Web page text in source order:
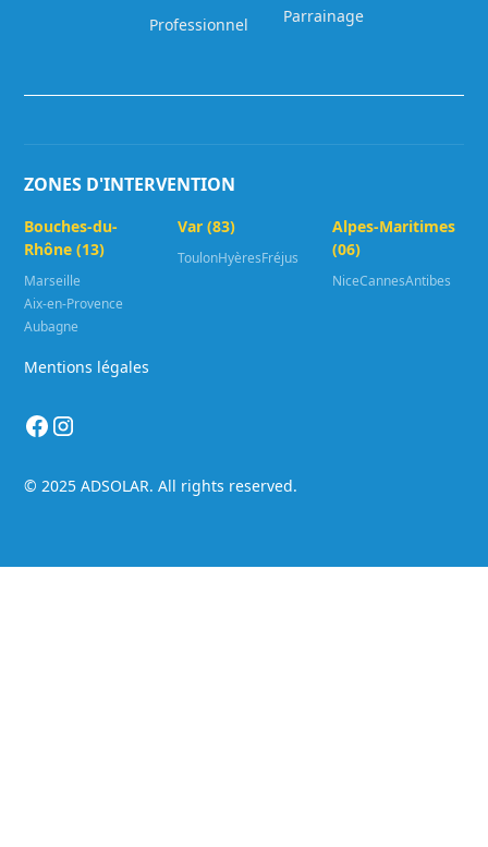
Professionnel
Parrainage
ZONES D'INTERVENTION
Bouches-du-
Rhône (13)
Marseille
Aix-en-Provence
Aubagne
Var (83)
ToulonHyèresFréjus
Alpes-Maritimes
(06)
NiceCannesAntibes
© 2025 ADSOLAR. All rights reserved.
Mentions légales